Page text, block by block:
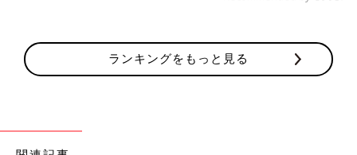
す」。
ランキングをもっと見る